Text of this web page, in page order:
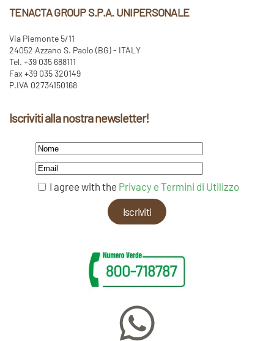
TENACTA GROUP S.P.A. UNIPERSONALE
Via Piemonte 5/11
24052 Azzano S. Paolo (BG) - ITALY
Tel. +39 035 688111
Fax +39 035 320149
P.IVA 02734150168
Iscriviti alla nostra newsletter!
I agree with the Privacy e Termini di Utilizzo